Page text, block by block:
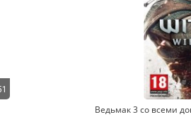
Ведьмак 3 со всеми